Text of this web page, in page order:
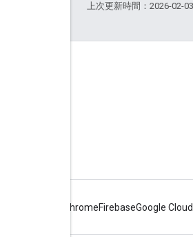
上次更新時間：2026-02-
ChromeFirebaseGoogle